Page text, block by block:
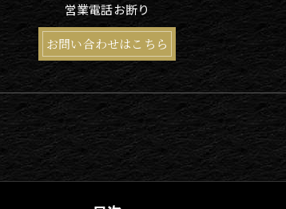
営業電話お断り
お問い合わせはこちら